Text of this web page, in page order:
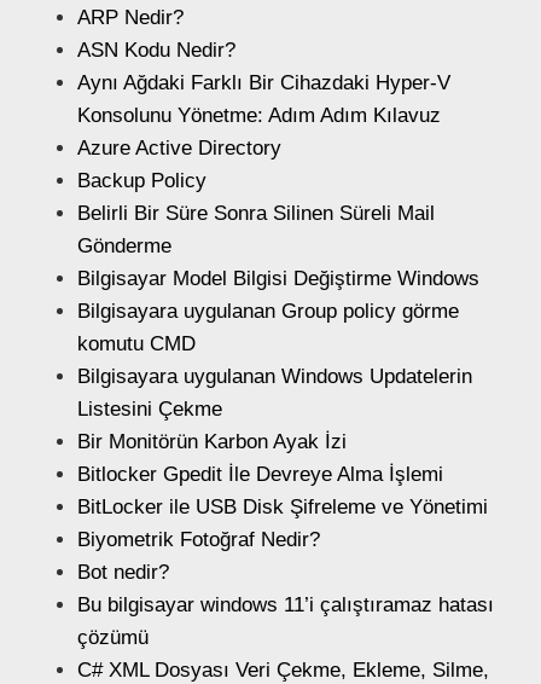
ARP Nedir?
ASN Kodu Nedir?
Aynı Ağdaki Farklı Bir Cihazdaki Hyper-V
Konsolunu Yönetme: Adım Adım Kılavuz
Azure Active Directory
Backup Policy
Belirli Bir Süre Sonra Silinen Süreli Mail
Gönderme
Bilgisayar Model Bilgisi Değiştirme Windows
Bilgisayara uygulanan Group policy görme
komutu CMD
Bilgisayara uygulanan Windows Updatelerin
Listesini Çekme
Bir Monitörün Karbon Ayak İzi
Bitlocker Gpedit İle Devreye Alma İşlemi
BitLocker ile USB Disk Şifreleme ve Yönetimi
Biyometrik Fotoğraf Nedir?
Bot nedir?
Bu bilgisayar windows 11’i çalıştıramaz hatası
çözümü
C# XML Dosyası Veri Çekme, Ekleme, Silme,